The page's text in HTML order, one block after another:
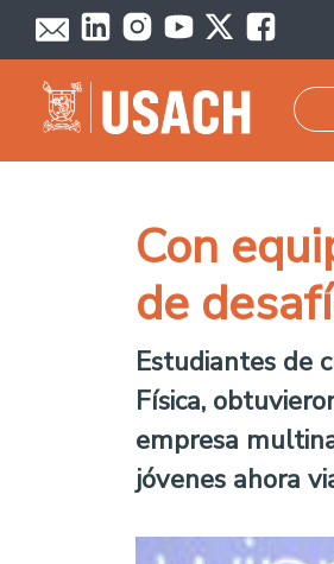
Skip to main content
Con
de
Estudiantes de
Física,
empresa
jóvenes ahora